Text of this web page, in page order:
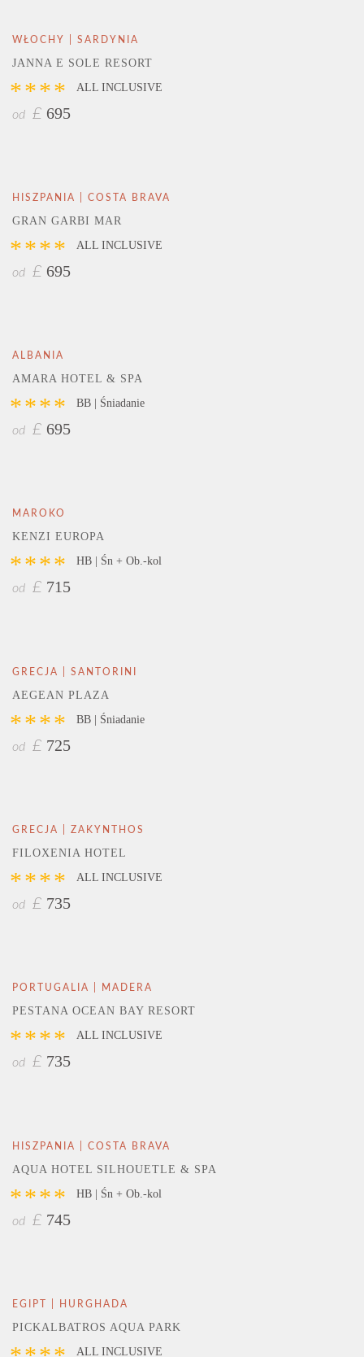
WŁOCHY | SARDYNIA
JANNA E SOLE RESORT
**** ALL INCLUSIVE
od £ 695
HISZPANIA | COSTA BRAVA
GRAN GARBI MAR
**** ALL INCLUSIVE
od £ 695
ALBANIA
AMARA HOTEL & SPA
**** BB | Śniadanie
od £ 695
MAROKO
KENZI EUROPA
**** HB | Śn + Ob.-kol
od £ 715
GRECJA | SANTORINI
AEGEAN PLAZA
**** BB | Śniadanie
od £ 725
GRECJA | ZAKYNTHOS
FILOXENIA HOTEL
**** ALL INCLUSIVE
od £ 735
PORTUGALIA | MADERA
PESTANA OCEAN BAY RESORT
**** ALL INCLUSIVE
od £ 735
HISZPANIA | COSTA BRAVA
AQUA HOTEL SILHOUETLE & SPA
**** HB | Śn + Ob.-kol
od £ 745
EGIPT | HURGHADA
PICKALBATROS AQUA PARK
ALL INCLUSIVE